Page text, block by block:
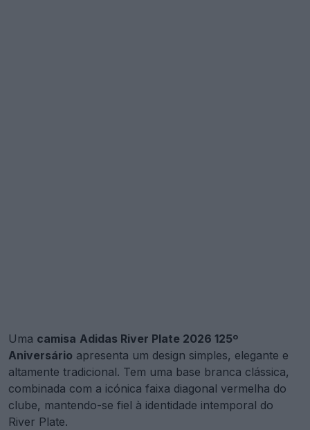
Uma camisa Adidas River Plate 2026 125º
Aniversário apresenta um design simples, elegante e
altamente tradicional. Tem uma base branca clássica,
combinada com a icónica faixa diagonal vermelha do
clube, mantendo-se fiel à identidade intemporal do
River Plate.